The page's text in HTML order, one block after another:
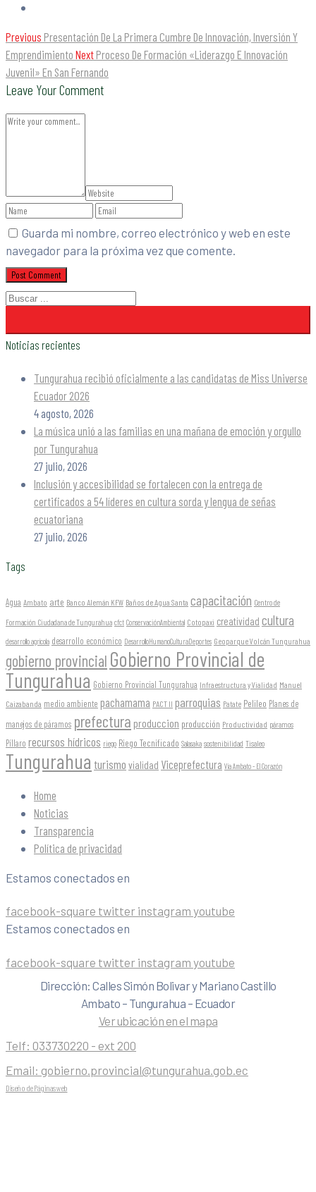
Previous Presentación De La Primera Cumbre De Innovación, Inversión Y
Emprendimiento Next Proceso De Formación «Liderazgo E Innovación
Juvenil» En San Fernando
Leave Your Comment
Guarda mi nombre, correo electrónico y web en este
navegador para la próxima vez que comente.
Noticias recientes
Tungurahua recibió oficialmente a las candidatas de Miss Universe
Ecuador 2026
4 agosto, 2026
La música unió a las familias en una mañana de emoción y orgullo
por Tungurahua
27 julio, 2026
Inclusión y accesibilidad se fortalecen con la entrega de
certificados a 54 líderes en cultura sorda y lengua de señas
ecuatoriana
27 julio, 2026
Tags
Agua Ambato arte Banco Alemán KFW Baños de Agua Santa capacitación Centro de
Formación Ciudadana de Tungurahua cfct ConservaciónAmbiental Cotopaxi creatividad cultura
desarrollo agrícola desarrollo económico DesarrolloHumanoCulturaDeportes Geoparque Volcán Tungurahua
gobierno provincial Gobierno Provincial de
Tungurahua Gobierno Provincial Tungurahua Infraestructura y Vialidad Manuel
Caizabanda medio ambiente pachamama PACT II parroquias Patate Pelileo Planes de
manejos de páramos prefectura produccion producción Productividad páramos
Píllaro recursos hídricos riego Riego Tecnificado Salasaka sostenibilidad Tisaleo
Tungurahua turismo vialidad Viceprefectura Vía Ambato - El Corazón
Home
Noticias
Transparencia
Política de privacidad
Estamos conectados en
facebook-square twitter instagram youtube
Estamos conectados en
facebook-square twitter instagram youtube
Dirección: Calles Simón Bolivar y Mariano Castillo
Ambato – Tungurahua – Ecuador
Ver ubicación en el mapa
Telf: 033730220 - ext 200
Email: gobierno.provincial@tungurahua.gob.ec
Diseño de Páginas web